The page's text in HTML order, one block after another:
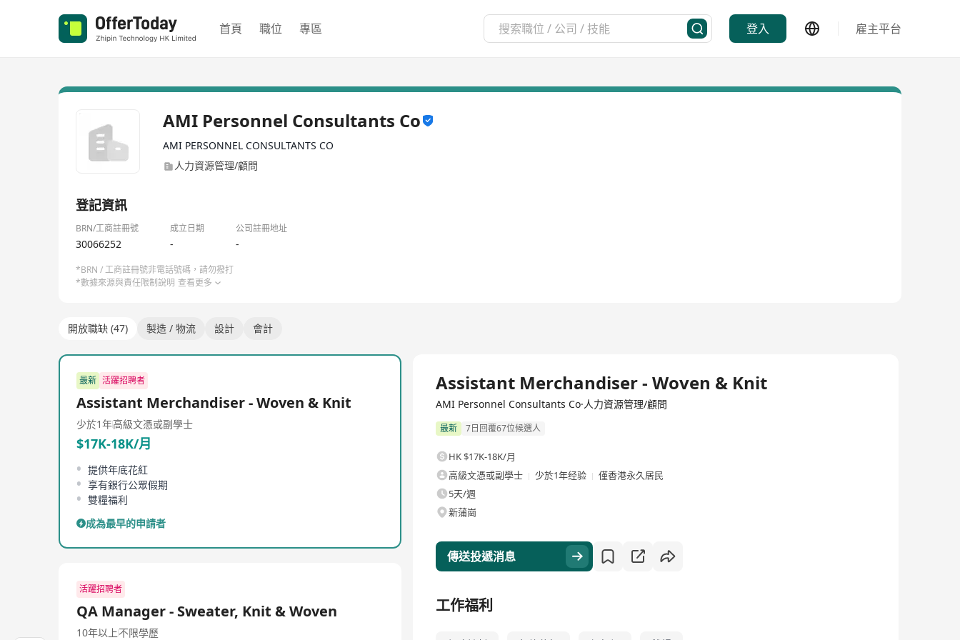
首頁 職位 專區 登入 雇主平台
AMI Personnel Consultants Co
AMI PERSONNEL CONSULTANTS CO
人力資源管理/顧問
登記資訊
BRN/工商註冊號 成立日期 公司註冊地址
30066252 - -
*BRN / 工商註冊號非電話號碼，請勿撥打
*數據來源與責任限制說明 查看更多
開放職缺 (47) 製造 / 物流 設計 會計
最新 活躍招聘者
Assistant Merchandiser - Woven & Knit
少於1年高級文憑或副學士
$17K-18K/月
提供年底花紅
享有銀行公眾假期
雙糧福利
成為最早的申請者
活躍招聘者
QA Manager - Sweater, Knit & Woven
10年以上不限學歷
Assistant Merchandiser - Woven & Knit
AMI Personnel Consultants Co·人力資源管理/顧問
最新 7日回覆67位候選人
HK $17K-18K/月
高級文憑或副學士
少於1年经验
僅香港永久居民
5天/週
新蒲崗
傳送投遞消息
工作福利